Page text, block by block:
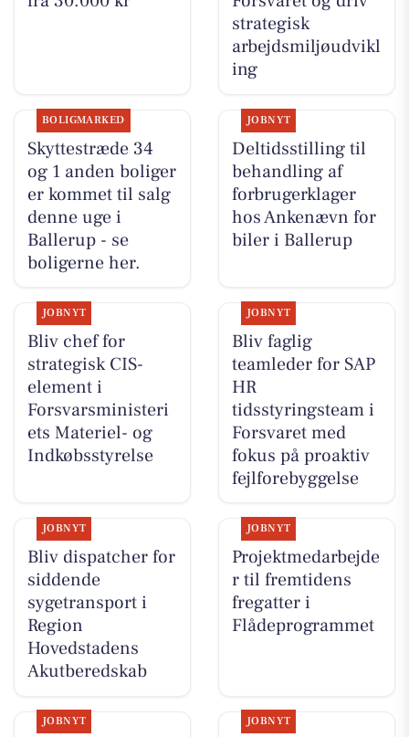
strategisk
arbejdsmiljøudvikl
ing
BOLIGMARKED
Skyttestræde 34
og 1 anden boliger
er kommet til salg
denne uge i
Ballerup - se
boligerne her.
JOBNYT
Deltidsstilling til
behandling af
forbrugerklager
hos Ankenævn for
biler i Ballerup
JOBNYT
Bliv chef for
strategisk CIS-
element i
Forsvarsministeri
ets Materiel- og
Indkøbsstyrelse
JOBNYT
Bliv faglig
teamleder for SAP
HR
tidsstyringsteam i
Forsvaret med
fokus på proaktiv
fejlforebyggelse
JOBNYT
Bliv dispatcher for
siddende
sygetransport i
Region
Hovedstadens
Akutberedskab
JOBNYT
Projektmedarbejde
r til fremtidens
fregatter i
Flådeprogrammet
JOBNYT JOBNYT